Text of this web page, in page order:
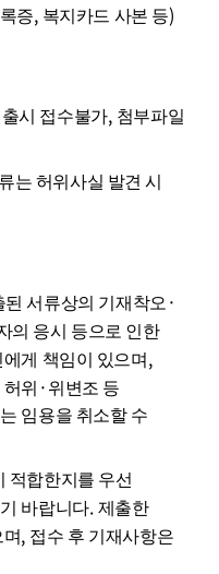
증, 복지카드 사본 등)
시 접수불가, 첨부파일
는 허위사실 발견 시
서류상의 기재착오 ·
의 응시 등으로 인한
게 책임이 있으며 ,
위 · 위변조 등
임용을 취소할 수
적합한지를 우선
바랍니다. 제출한
, 접수 후 기재사항은